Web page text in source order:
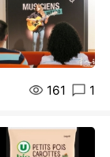
161 1